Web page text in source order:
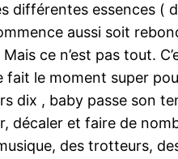
différentes essences (
aussi soit
ce n’est pas tout.
fait le moment super
dix , baby passe son
décaler et faire de
des trotteurs,